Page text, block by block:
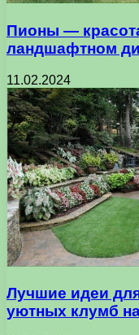
Пионы —
ландшафтном
11.02.2024
Лучшие идеи
уютных клумб